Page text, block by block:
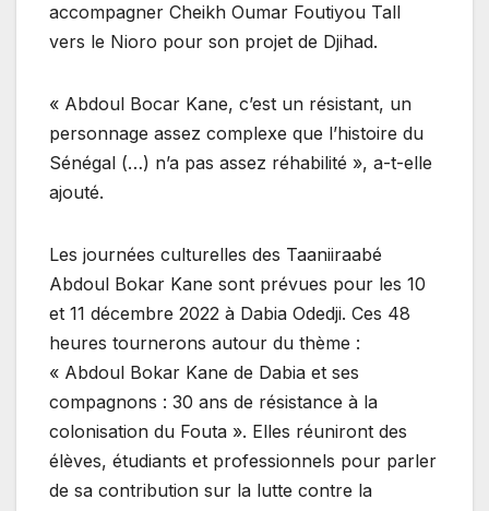
accompagner Cheikh Oumar Foutiyou Tall
vers le Nioro pour son projet de Djihad.
« Abdoul Bocar Kane, c’est un résistant, un
personnage assez complexe que l’histoire du
Sénégal (…) n’a pas assez réhabilité », a-t-elle
ajouté.
Les journées culturelles des Taaniiraabé
Abdoul Bokar Kane sont prévues pour les 10
et 11 décembre 2022 à Dabia Odedji. Ces 48
heures tournerons autour du thème :
« Abdoul Bokar Kane de Dabia et ses
compagnons : 30 ans de résistance à la
colonisation du Fouta ». Elles réuniront des
élèves, étudiants et professionnels pour parler
de sa contribution sur la lutte contre la